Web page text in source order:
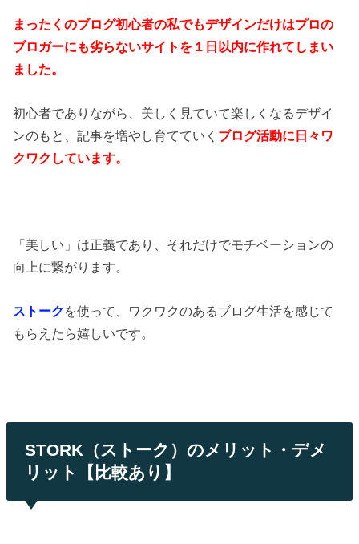
まったくのブログ初心者の私でもデザインだけはプロの
ブロガーにも劣らないサイトを１日以内に作れてしまい
ました。
初心者でありながら、美しく見ていて楽しくなるデザイ
ンのもと、記事を増やし育てていく ブログ活動に日々ワ
クワクしています。
「美しい」は正義であり、それだけでモチベーションの
向上に繋がります。
ストーク を使って、ワクワクのあるブログ生活を感じて
もらえたら嬉しいです。
STORK（ストーク）のメリット・デメ
リット【比較あり】